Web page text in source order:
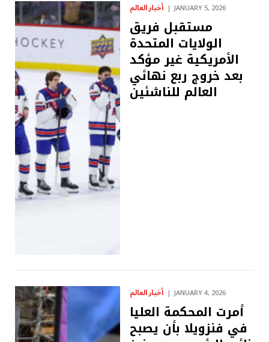
أخبار العالم JANUARY 5, 2026
مستقبل فريق
الولايات المتحدة
الأمريكية غير مؤكد
بعد خروج ربع نهائي
العالم للناشئين
أخبار العالم JANUARY 4, 2026
أمرت المحكمة العليا
في فنزويلا بأن يصبح